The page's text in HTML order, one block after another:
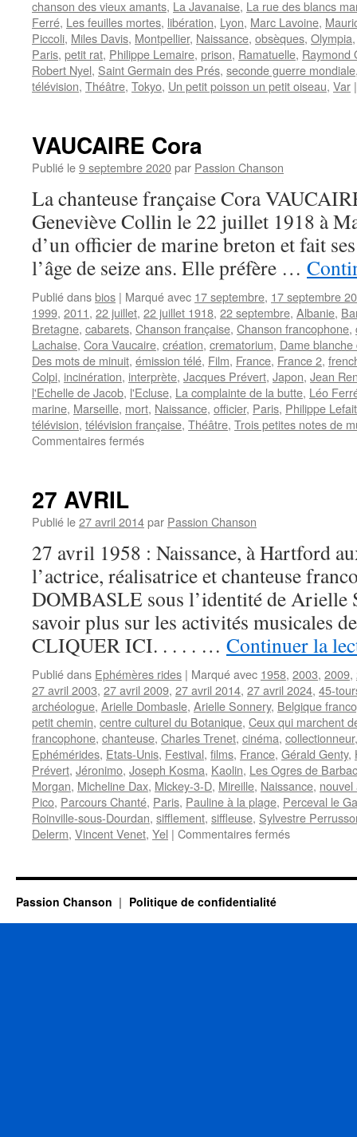
chanson des vieux amants, La Javanaise, La rue des blancs
Ferré, Les feuilles mortes, libération, Lyon, Marc Lavoine,
Piccoli, Miles Davis, Montpellier, Naissance, obsèques, Olympia
Paris, petit rat, Philippe Lemaire, prison, Ramatuelle, Raymond
Robert Nyel, Saint Germain des Prés, seconde guerre mondiale
télévision, Théâtre, Tokyo, Un petit poisson un petit oiseau, Var |
VAUCAIRE Cora
Publié le9 septembre 2020par Passion Chanson
La chanteuse française Cora
Geneviève Collin le 22 juillet 1918 à
d’un officier de marine breton et fait
l’âge de seize ans. Elle préfère …
Publié dansbios | Marqué avec 17 septembre, 17 septembre
1999, 2011, 22 juillet, 22 juillet 1918, 22 septembre, Albanie,
Bretagne, cabarets, Chanson française, Chanson francophone,
Lachaise, Cora Vaucaire, création, crematorium, Dame
Des mots de minuit, émission télé, Film, France, France 2,
Colpi, incinération, interprète, Jacques Prévert, Japon, Jean
l'Echelle de Jacob, l'Ecluse, La complainte de la butte, Léo
marine, Marseille, mort, Naissance, officier, Paris, Philippe Lefait
télévision, télévision française, Théâtre, Trois petites notes de
Commentaires ferméssur
27 AVRIL
Publié le27 avril 2014par Passion Chanson
27 avril 1958 : Naissance, à Hartford
l’actrice, réalisatrice et chanteuse
DOMBASLE sous l’identité de Arielle
savoir plus sur les activités musicales
CLIQUER ICI. . . . . … Continuer la
Publié dans Ephémères rides | Marqué avec 1958, 2003, 2009,
27 avril 2003, 27 avril 2009, 27 avril 2014, 27 avril 2024, 45-
archéologue, Arielle Dombasle, Arielle Sonnery, Belgique
petit chemin, centre culturel du Botanique, Ceux qui marchent
francophone, chanteuse, Charles Trenet, cinéma, collectionneur
Ephémérides, Etats-Unis, Festival, films, France, Gérald Genty,
Prévert, Jéronimo, Joseph Kosma, Kaolin, Les Ogres de
Morgan, Micheline Dax, Mickey-3-D, Mireille, Naissance, nouvel
Pico, Parcours Chanté, Paris, Pauline à la plage, Perceval le
Roinville-sous-Dourdan, sifflement, siffleuse, Sylvestre
Delerm, Vincent Venet, Yel | Commentaires ferméssur
Passion Chanson Politique de confidentialité